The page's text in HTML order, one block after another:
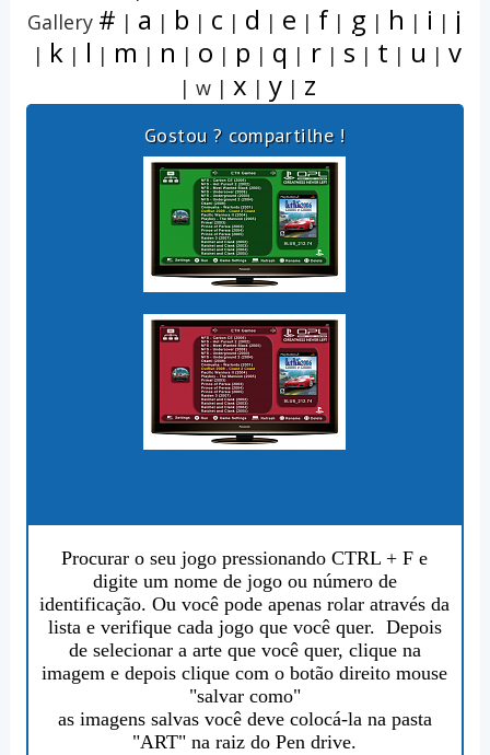
Gallery # | a | b | c | d | e | f | g | h | i | j
| k | l | m | n | o | p | q | r | s | t | u | v
| w | x | y | z
Gostou ? compartilhe !
Procurar o seu jogo pressionando CTRL + F e
digite um nome de jogo ou número de
identificação. Ou você pode apenas rolar através da
lista e verifique cada jogo que você quer. Depois
de selecionar a arte que você quer, clique na
imagem e depois clique com o botão direito mouse
"salvar como"
as imagens salvas você deve colocá-la na pasta
"ART" na raiz do Pen drive.